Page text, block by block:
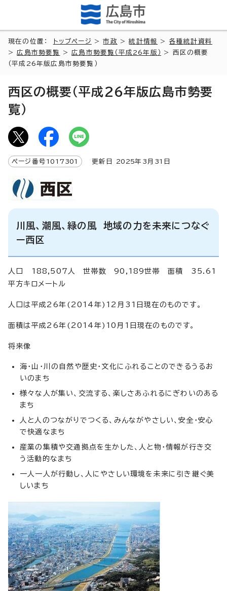
現在の位置： トップページ >市政 >統計情報 > 各種統計資料
>広島市勢要覧 >広島市勢要覧（平成26年版）
> 西区の概要
（平成26年版広島市勢要覧）
西区の概要（平成26年版広島市勢要
覧）
ページ番号 1017301 更新日 2025年3月 31 日
川風、潮風、緑の風 地域の力を未来につなぐ
ー西区
人口 188,507人 世帯数 90,189世帯 面積 35.61
平方キロメートル
人口は平成26年(2014年)12月31日現在のものです。
面積は平成26年(2014年)10月1日現在のものです。
将来像
海・山・川の自然や歴史・文化にふれることのできるうるお
いのまち
様々な人が集い、交流する、楽しさあふれるにぎわいのある
まち
人と人のつながりでつくる、みんながやさしい、安全・安心
で快適なまち
産業の集積や交通拠点を生かした、人と物・情報が行き交
う活動的なまち
一人一人が行動し、人にやさしい環境を未来に引き継ぐ美
しいまち